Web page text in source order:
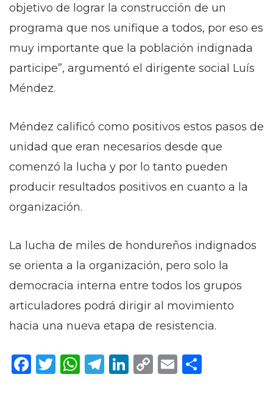
objetivo de lograr la construcción de un
programa que nos unifique a todos, por eso es
muy importante que la población indignada
participe”, argumentó el dirigente social Luís
Méndez.
Méndez calificó como positivos estos pasos de
unidad que eran necesarios desde que
comenzó la lucha y por lo tanto pueden
producir resultados positivos en cuanto a la
organización.
La lucha de miles de hondureños indignados
se orienta a la organización, pero solo la
democracia interna entre todos los grupos
articuladores podrá dirigir al movimiento
hacia una nueva etapa de resistencia.
Facebook
Twitter
WhatsApp
Telegram
LinkedIn
CopyEmail